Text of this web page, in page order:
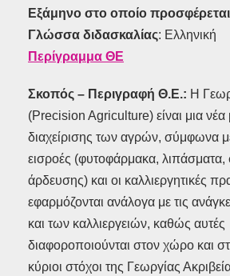
Εξάμηνο στο οποίο προσφέρεται
Γλώσσα διδασκαλίας: Ελληνική
Περίγραμμα ΘΕ
Σκοπός – Περιγραφή Θ.Ε.: Η
(Precision Agriculture) είναι μια νέα
διαχείρισης των αγρών, σύμφωνα
εισροές (φυτοφάρμακα,
άρδευσης) και οι καλλιεργητικές
εφαρμόζονται ανάλογα με τις
και των καλλιεργειών, καθώς αυτές
διαφοροποιούνται στον χώρο και
κύριοι στόχοι της Γεωργίας